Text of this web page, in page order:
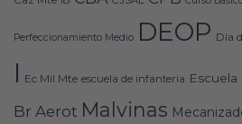
Perfeccionamiento Medio DEOP Día
I Ec Mil Mte escuela de infanteria
Br Aerot Malvinas